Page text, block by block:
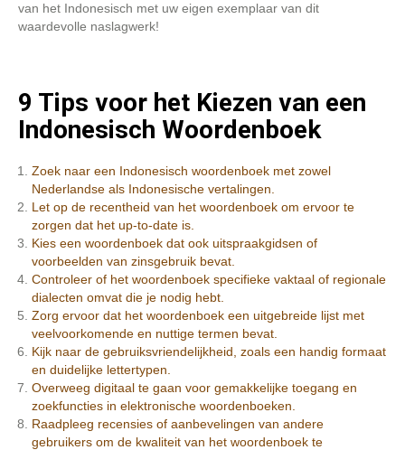
van het Indonesisch met uw eigen exemplaar van dit
waardevolle naslagwerk!
9 Tips voor het Kiezen van een
Indonesisch Woordenboek
Zoek naar een Indonesisch woordenboek met zowel
Nederlandse als Indonesische vertalingen.
Let op de recentheid van het woordenboek om ervoor te
zorgen dat het up-to-date is.
Kies een woordenboek dat ook uitspraakgidsen of
voorbeelden van zinsgebruik bevat.
Controleer of het woordenboek specifieke vaktaal of regionale
dialecten omvat die je nodig hebt.
Zorg ervoor dat het woordenboek een uitgebreide lijst met
veelvoorkomende en nuttige termen bevat.
Kijk naar de gebruiksvriendelijkheid, zoals een handig formaat
en duidelijke lettertypen.
Overweeg digitaal te gaan voor gemakkelijke toegang en
zoekfuncties in elektronische woordenboeken.
Raadpleeg recensies of aanbevelingen van andere
gebruikers om de kwaliteit van het woordenboek te